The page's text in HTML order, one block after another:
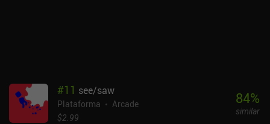
#11 see/saw
Plataforma
Arcade
$2.99
84%
similar